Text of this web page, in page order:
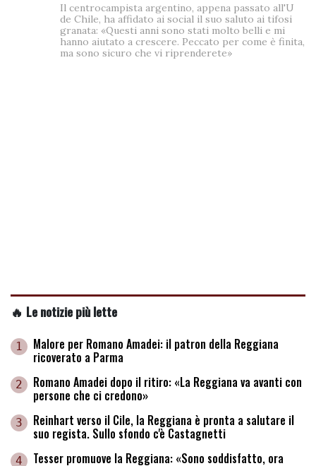
Il centrocampista argentino, appena passato all'U
de Chile, ha affidato ai social il suo saluto ai tifosi
granata: «Questi anni sono stati molto belli e mi
hanno aiutato a crescere. Peccato per come è finita,
ma sono sicuro che vi riprenderete»
🔥 Le notizie più lette
1 Malore per Romano Amadei: il patron della Reggiana
ricoverato a Parma
2 Romano Amadei dopo il ritiro: «La Reggiana va avanti con
persone che ci credono»
3 Reinhart verso il Cile, la Reggiana è pronta a salutare il
suo regista. Sullo sfondo c'è Castagnetti
4 Tesser promuove la Reggiana: «Sono soddisfatto, ora